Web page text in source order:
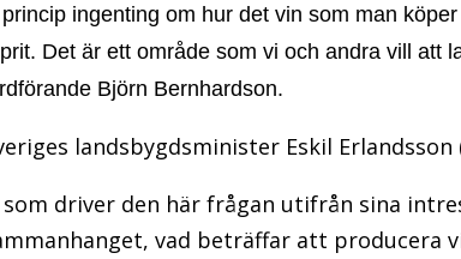
ingenting om hur det vin som man
Det är ett område som vi och andra vill att
Björn Bernhardson.
landsbygdsminister Eskil Erlandsson
driver den här frågan utifrån sina
vad beträffar att producera